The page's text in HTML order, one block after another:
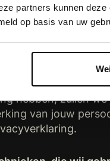
partners kunnen
op basis van uw
van het Hof
jcms/upload/docs/
hoe we dit het
proberen er alles
hebben, zullen
van jouw